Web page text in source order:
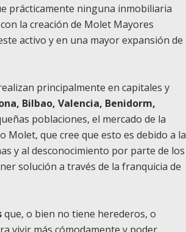
prácticamente ninguna inmobiliaria
la creación de Molet Mayores
activo y en una mayor expansión de
principalmente en capitales y
Bilbao, Valencia, Benidorm,
poblaciones, el mercado de la
Molet, que cree que esto es debido a la
y al desconocimiento por parte de los
solución a través de la franquicia de
que, o bien no tiene herederos, o
vivir más cómodamente y poder